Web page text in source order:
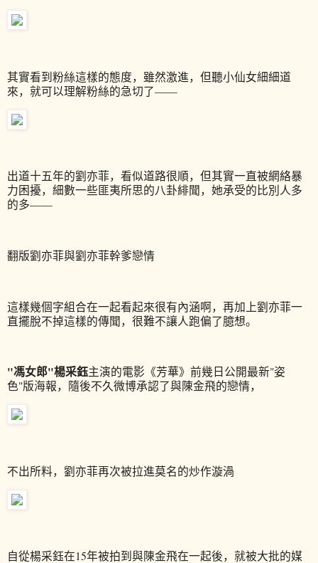
其實看到粉絲這樣的態度，雖然激進，但聽小仙女細細道
來，就可以理解粉絲的急切了——
出道十五年的劉亦菲，看似道路很順，但其實一直被網絡暴
力困擾，細數一些匪夷所思的八卦緋聞，她承受的比別人多
的多——
翻版劉亦菲與劉亦菲幹爹戀情
這樣幾個字組合在一起看起來很有內涵啊，再加上劉亦菲一
直擺脫不掉這樣的傳聞，很難不讓人跑偏了臆想。
"馮女郎"楊采鈺主演的電影《芳華》前幾日公開最新"姿
色"版海報，隨後不久微博承認了與陳金飛的戀情，
不出所料，劉亦菲再次被拉進莫名的炒作漩渦
自從楊采鈺在15年被拍到與陳金飛在一起後，就被大批的媒